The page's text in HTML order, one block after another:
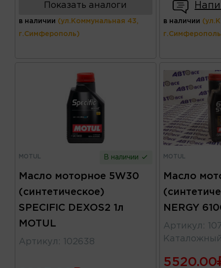
Показать аналоги
в наличии (ул.Коммунальная 43,
г.Симферополь)
в наличии
MOTUL В наличии
Масло моторное 5W30
(синтетическое)
SPECIFIC DEXOS2 1л
MOTUL
Артикул : 102638
MOTUL
Масло
NERGY
Артикул :
5520.00